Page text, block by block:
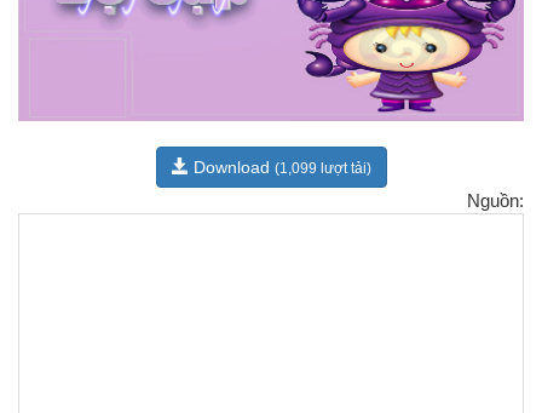
Download (1,099 lượt tải)
Nguồn: